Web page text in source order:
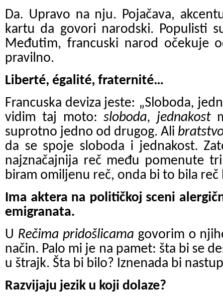
Da. Upravo na nju. Pojačava,
kartu da govori narodski. Populisti
Međutim, francuski narod očekuje
pravilno.
Liberté, égalité, fraternité…
Francuska deviza jeste: „Sloboda,
vidim taj moto:sloboda, jednakost
suprotno jedno od drugog. Ali
da se spoje sloboda i jednakost.
najznačajnija reč među pomenute
biram omiljenu reč, onda bi to bila reč
Ima aktera na političkoj sceni
emigranata.
U Rečima pridošlicama govorim o
način. Palo mi je na pamet: šta bi se
u štrajk. Šta bi bilo? Iznenada bi
Razvijaju jezik u koji dolaze?